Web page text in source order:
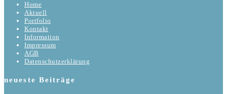
Home
Aktuell
Portfolio
Kontakt
Information
Impressum
AGB
Datenschutzerklärung
neueste Beiträge